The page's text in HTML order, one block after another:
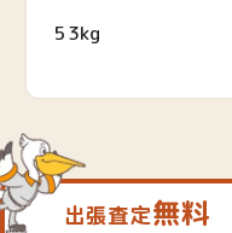
53kg
出張査定無料